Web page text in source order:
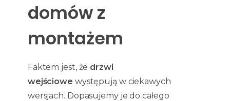
domów z
montażem
Faktem jest, że drzwi
wejściowe występują w ciekawych
wersjach. Dopasujemy je do całego